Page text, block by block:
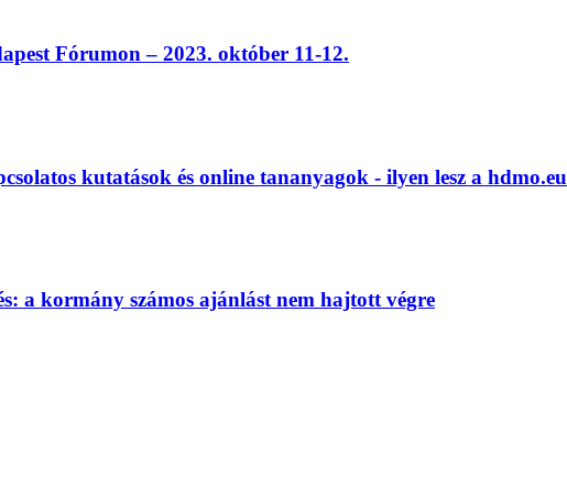
Fórumon – 2023. október 11-12.
kutatások és online tananyagok - ilyen lesz a hdmo.eu
a kormány számos ajánlást nem hajtott végre